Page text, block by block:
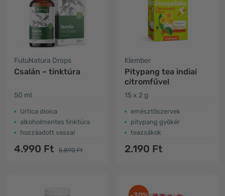
FutuNatura Drops
Csalán – tinktúra
50 ml
Urtica dioica
alkoholmentes tinktúra
hozzáadott vassal
4.990 Ft 5.890 Ft
Klember
Pitypang tea indiai
citromfűvel
15 x 2 g
emésztőszervek
pitypang gyökér
teazsákok
2.190 Ft